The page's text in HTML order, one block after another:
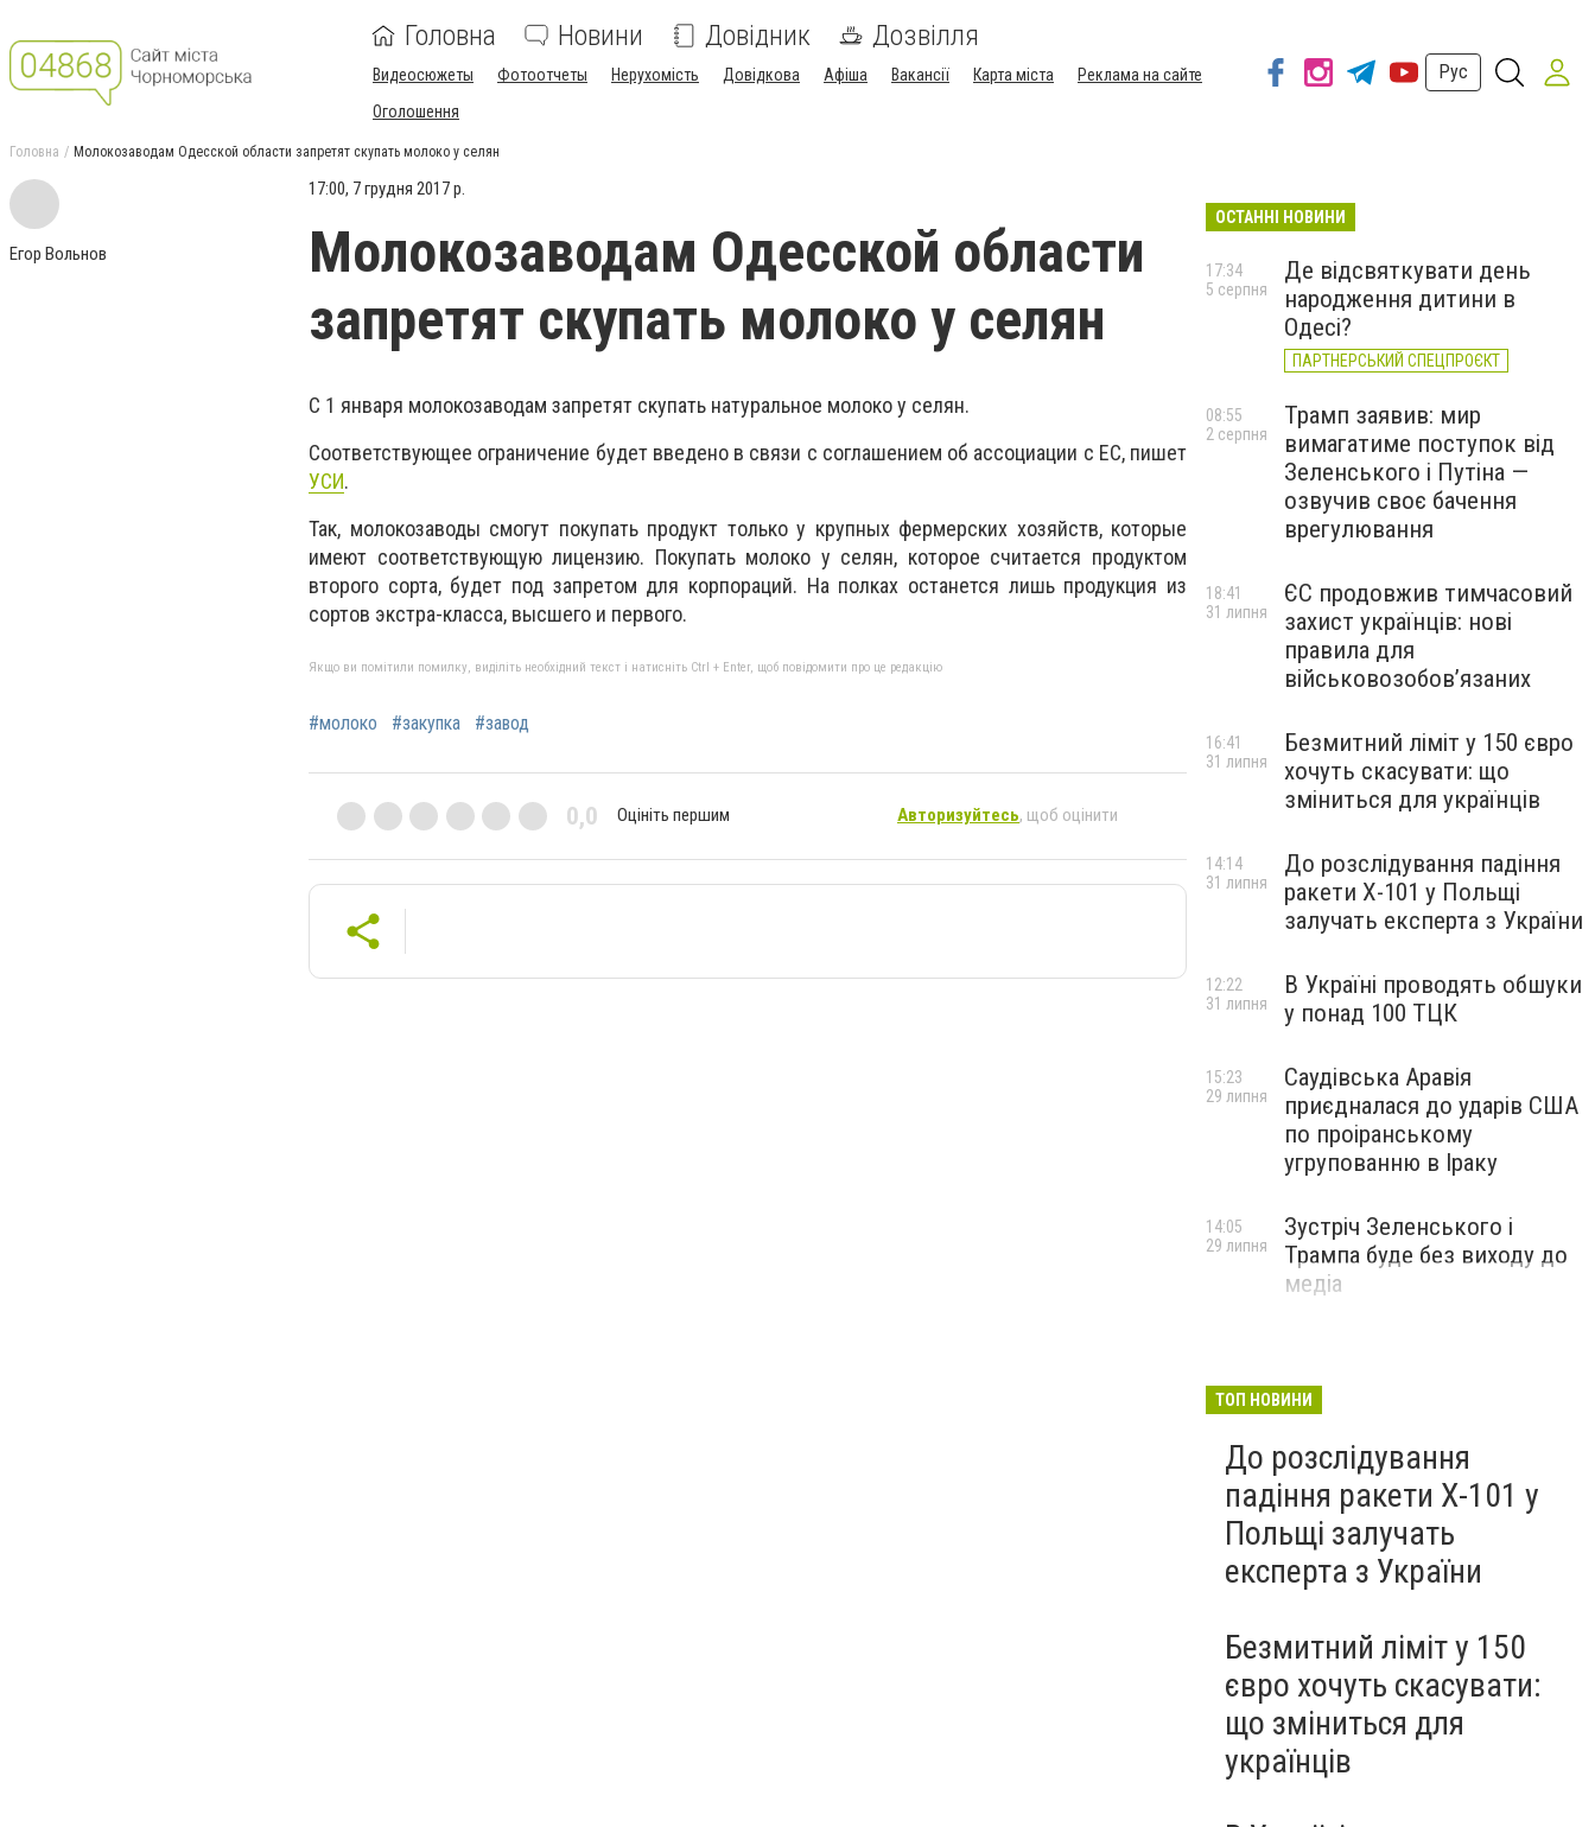
Головна Новини Довідник Дозвілля
Видеосюжеты Фотоотчеты Нерухомість Довідкова Афіша Вакансії Карта міста
Реклама на сайте
Оголошення
Рус
Головна Молокозаводам Одесской области запретят скупать молоко у селян
Егор Вольнов
17:00, 7 грудня 2017 р.
Молокозаводам Одесской области
запретят скупать молоко у селян
С 1 января молокозаводам запретят скупать натуральное молоко у селян.
Соответствующее ограничение будет введено в связи с соглашением об ассоциации с ЕС, пишет
УСИ.
Так, молокозаводы смогут покупать продукт только у крупных фермерских хозяйств, которые
имеют соответствующую лицензию. Покупать молоко у селян, которое считается продуктом
второго сорта, будет под запретом для корпораций. На полках останется лишь продукция из
сортов экстра-класса, высшего и первого.
Якщо ви помітили помилку, виділіть необхідний текст і натисніть Ctrl + Enter, щоб повідомити про це редакцію
#молоко #закупка #завод
0,0 Оцініть першим Авторизуйтесь, щоб оцінити
ОСТАННІ НОВИНИ
Де відсвяткувати день
народження дитини в
Одесі?
ПАРТНЕРСЬКИЙ СПЕЦПРОЄКТ
17:34
5 серпня
Трамп заявив: мир
вимагатиме поступок від
Зеленського і Путіна —
озвучив своє бачення
врегулювання
08:55
2 серпня
ЄС продовжив тимчасовий
захист українців: нові
правила для
військовозобов’язаних
18:41
31 липня
Безмитний ліміт у 150 євро
хочуть скасувати: що
зміниться для українців
16:41
31 липня
До розслідування падіння
ракети Х-101 у Польщі
залучать експерта з України
14:14
31 липня
В Україні проводять обшуки
у понад 100 ТЦК
12:22
31 липня
Саудівська Аравія
приєдналася до ударів США
по проіранському
угрупованню в Іраку
15:23
29 липня
Зустріч Зеленського і
Трампа буде без виходу до
медіа
14:05
29 липня
ТОП НОВИНИ
До розслідування
падіння ракети Х-101 у
Польщі залучать
експерта з України
Безмитний ліміт у 150
євро хочуть скасувати:
що зміниться для
українців